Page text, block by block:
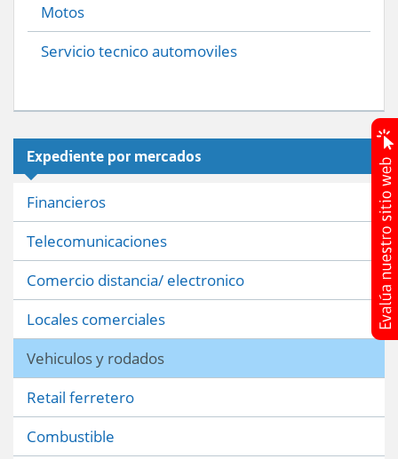
Motos
Servicio tecnico automoviles
Expediente por mercados
Financieros
Telecomunicaciones
Comercio distancia/ electronico
Locales comerciales
Vehiculos y rodados
Retail ferretero
Combustible